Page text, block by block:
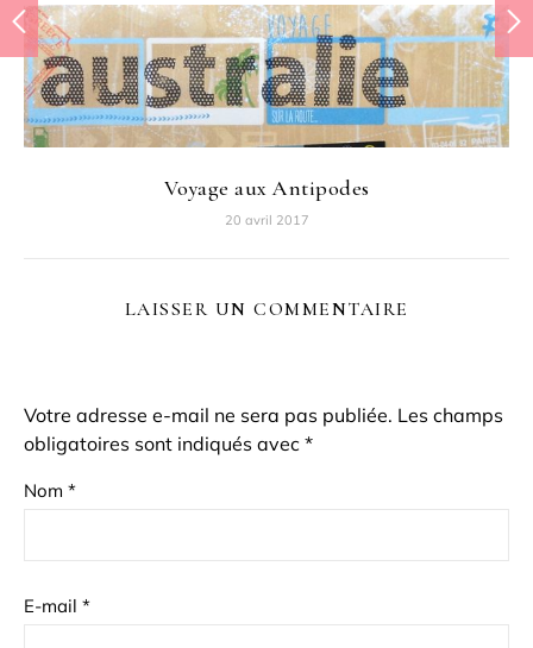
Voyage aux Antipodes
20 avril 2017
LAISSER UN COMMENTAIRE
Votre adresse e-mail ne sera pas publiée. Les champs
obligatoires sont indiqués avec *
Nom *
E-mail *